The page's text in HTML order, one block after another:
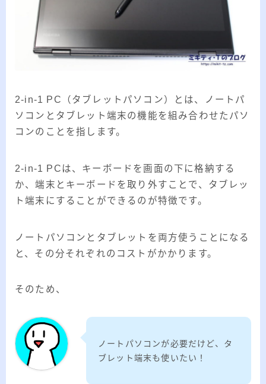
2-in-1 PC（タブレットパソコン）とは、ノートパ
ソコンとタブレット端末の機能を組み合わせたパソ
コンのことを指します。
2-in-1 PCは、キーボードを画面の下に格納する
か、端末とキーボードを取り外すことで、タブレッ
ト端末にすることができるのが特徴です。
ノートパソコンとタブレットを両方使うことになる
と、その分それぞれのコストがかかります。
そのため、
ノートパソコンが必要だけど、タ
ブレット端末も使いたい！